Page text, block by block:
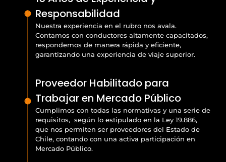
Responsabilidad
Nuestra experiencia en el rubro nos avala.
Contamos con conductores altamente capacitados,
respondemos de manera rápida y eficiente,
garantizando una experiencia de viaje superior.
Proveedor Habilitado para
Trabajar en Mercado Público
Cumplimos con todas las normativas y una serie de
requisitos, según lo estipulado en la Ley 19.886,
que nos permiten ser proveedores del Estado de
Chile, contando con una activa participación en
Mercado Público.